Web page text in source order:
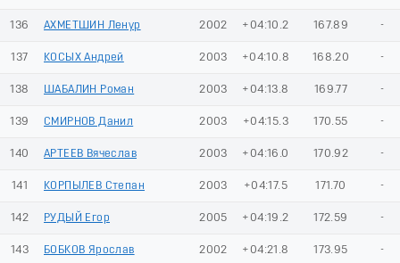
136 АХМЕТШИН Ленур 2002 +04:10.2 167.89 -
137 КОСЫХ Андрей 2003 +04:10.8 168.20 -
138 ШАБАЛИН Роман 2003 +04:13.8 169.77 -
139 СМИРНОВ Данил 2003 +04:15.3 170.55 -
140 АРТЕЕВ Вячеслав 2003 +04:16.0 170.92 -
141 КОРПЫЛЕВ Степан 2003 +04:17.5 171.70 -
142 РУДЫЙ Егор 2005 +04:19.2 172.59 -
143 БОБКОВ Ярослав 2002 +04:21.8 173.95 -